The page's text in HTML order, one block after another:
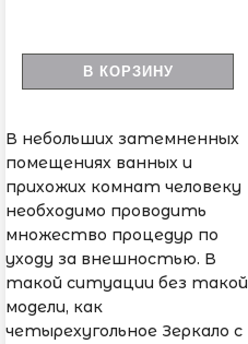
В КОРЗИНУ
В небольших затемненных
помещениях ванных и
прихожих комнат человеку
необходимо проводить
множество процедур по
уходу за внешностью. В
такой ситуации без такой
модели, как
четырехугольное Зеркало с